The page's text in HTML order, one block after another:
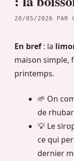
20/05/2026 PAR
En bref: la
maison simple,
printemps.
🌱 On
de
💡 Le
ce qui
dernier